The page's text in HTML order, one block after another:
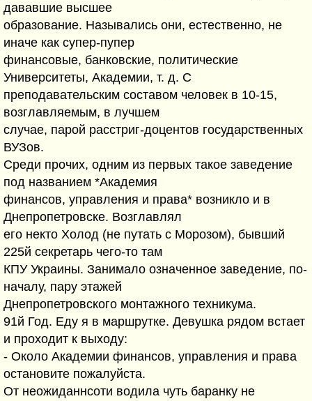
дававшие высшее
образование. Назывались они, естественно, не
иначе как супер-пупер
финансовые, банковские, политические
Университеты, Академии, т. д. С
преподавательским составом человек в 10-15,
возглавляемым, в лучшем
случае, парой расстриг-доцентов государственных
ВУЗов.
Среди прочих, одним из первых такое заведение
под названием *Академия
финансов, управления и права* возникло и в
Днепропетровске. Возглавлял
его некто Холод (не путать с Морозом), бывший
225й секретарь чего-то там
КПУ Украины. Занимало означенное заведение, по-
началу, пару этажей
Днепропетровского монтажного техникума.
91й Год. Еду я в маршрутке. Девушка рядом встает
и проходит к выходу:
- Около Академии финансов, управления и права
остановите пожалуйста.
От неожиданнсоти водила чуть баранку не